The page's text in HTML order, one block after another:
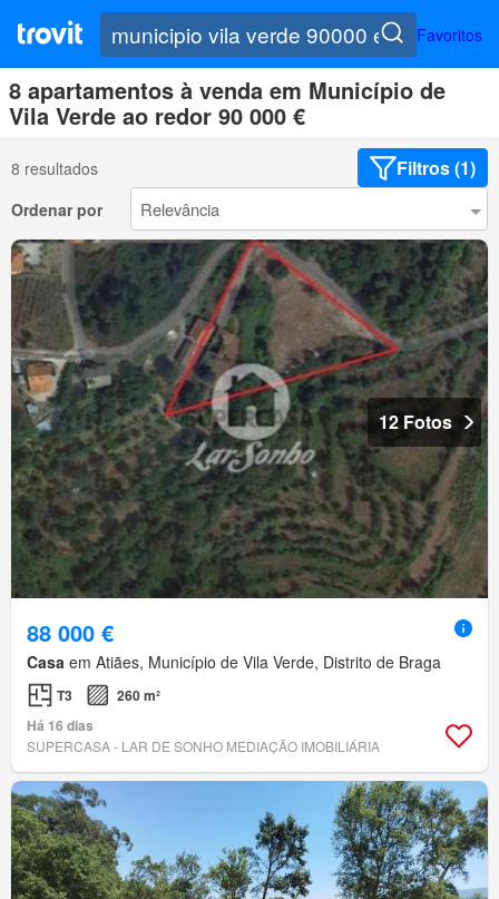
Favoritos
8 apartamentos à venda em Município de
Vila Verde ao redor 90 000 €
8 resultados Filtros (1)
Ordenar por
12 Fotos
88 000 €
Casa em Atiães, Município de Vila Verde, Distrito de Braga
T3
260 m²
Há 16 dias
SUPERCASA - LAR DE SONHO MEDIAÇÃO IMOBILIÁRIA